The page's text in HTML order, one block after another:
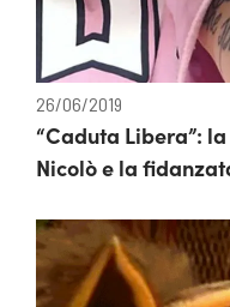
26/06/2019
“Caduta Libera”:
Nicolò e la